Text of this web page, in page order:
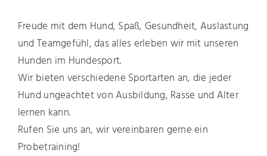
Freude mit dem Hund, Spaß, Gesundheit, Auslastung
und Teamgefühl, das alles erleben wir mit unseren
Hunden im Hundesport.
Wir bieten verschiedene Sportarten an, die jeder
Hund ungeachtet von Ausbildung, Rasse und Alter
lernen kann.
Rufen Sie uns an, wir vereinbaren gerne ein
Probetraining!